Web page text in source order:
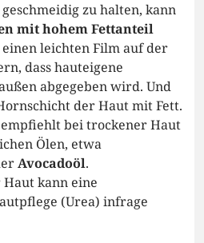
zu halten, kann
mit hohem Fettanteil
leichten Film auf der
dass hauteigene
abgegeben wird. Und
der Haut mit Fett.
empfiehlt bei trockener Haut
Ölen, etwa
Avocadoöl.
kann eine
(Urea) infrage